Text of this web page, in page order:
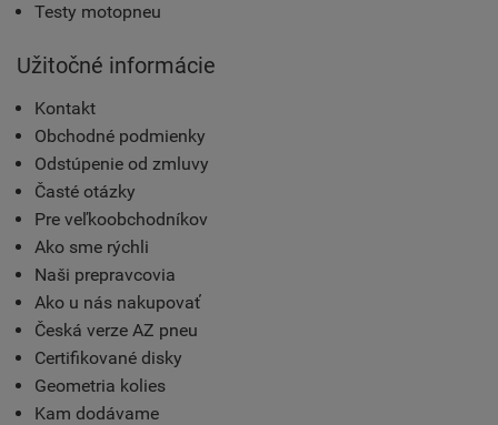
Testy motopneu
Užitočné informácie
Kontakt
Obchodné podmienky
Odstúpenie od zmluvy
Časté otázky
Pre veľkoobchodníkov
Ako sme rýchli
Naši prepravcovia
Ako u nás nakupovať
Česká verze AZ pneu
Certifikované disky
Geometria kolies
Kam dodávame